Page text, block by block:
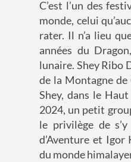
C’est l’un des
monde, celui
rater. Il n’a lieu
années du
lunaire. SheyRibo
de la Montagne de
Shey,dans le Haut
2024, un petit
le privilège de
d’Aventure et Igor
du monde